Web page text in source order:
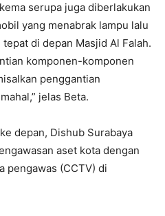
serupa juga diberlakukan
yang menabrak lampu lalu
di depan Masjid Al Falah.
komponen-komponen
penggantian
jelas Beta.
depan, Dishub Surabaya
aset kota dengan
pengawas (CCTV) di